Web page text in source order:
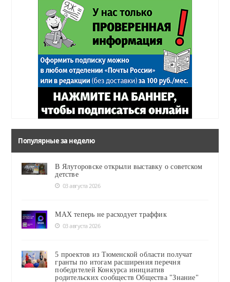
Популярные за неделю
В Ялуторовске открыли выставку о советском
детстве
03 августа 2026
MAX теперь не расходует траффик
03 августа 2026
5 проектов из Тюменской области получат
гранты по итогам расширения перечня
победителей Конкурса инициатив
родительских сообществ Общества "Знание"